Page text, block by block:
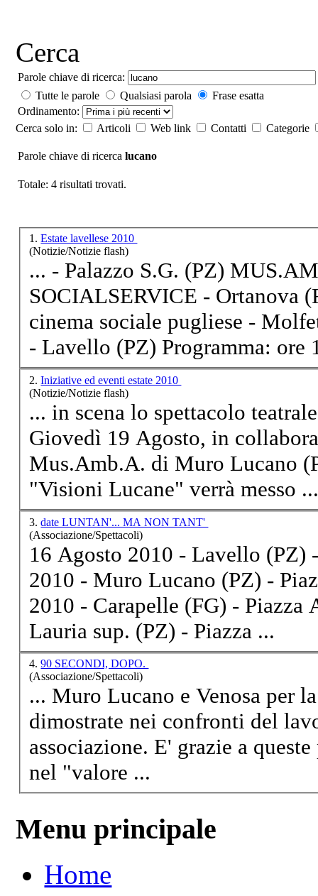
Cerca
Parole chiave di ricerca:
Tutte le parole
Qualsiasi parola
Frase esatta
Ordinamento:
Cerca solo in:
Articoli Web link Contatti Categorie
Parole chiave di ricercalucano
Totale: 4 risultati trovati.
1.Estate lavellese 2010
(Notizie/Notizie flash)
... - Palazzo S.G. (PZ)
SOCIALSERVICE - Ortanova
cinema sociale pugliese -
- Lavello (PZ)
2.Iniziative ed eventi estate 2010
(Notizie/Notizie flash)
... in scena lo spettacolo teatrale "Lunta... ma non
Giovedì 19 Agosto, in
Mus.Amb.A. di Muro Lucano
"Visioni Lucane" verrà messo
3.date LUNTAN'... MA NON TANT'
(Associazione/Spettacoli)
16 Agosto 2010 - Lavello (PZ) -
2010 - Muro Lucano (PZ) - Piazza
2010 - Carapelle (FG) - Piazza Aldo Moro
Lauria sup. (PZ) - Piazza ...
4.90 SECONDI, DOPO.
(Associazione/Spettacoli)
... Muro Lucano e Venosa per
dimostrate nei confronti del
associazione. E' grazie a queste persone, che ancora credono
nel "valore ...
Menu principale
Home